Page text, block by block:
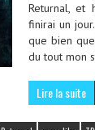
Returnal, et
finirai un
que bien
du tout mon
Lire la suite